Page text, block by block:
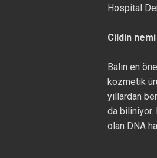
Hospital
Cildin
Balın en
kozmetik
yıllardan
da biliniyor.
olan DNA